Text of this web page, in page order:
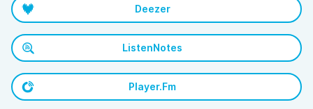
Deezer
ListenNotes
Player.Fm